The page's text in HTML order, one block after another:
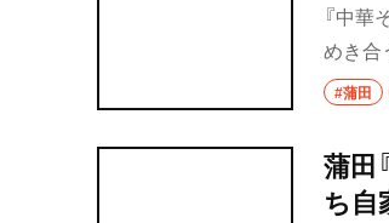
『中華
めき合
店とな
は系列
#蒲田
蒲田
ち自